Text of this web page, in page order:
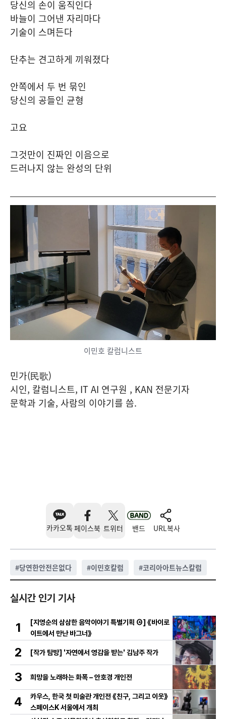
당신의 손이 움직인다
바늘이 그어낸 자리마다
기술이 스며든다
단추는 견고하게 끼워졌다
안쪽에서 두 번 묶인
당신의 공들인 균형
고요
그것만이 진짜인 이음으로
드러나지 않는 완성의 단위
이민호 칼럼니스트
민가(民歌)
시인, 칼럼니스트, IT AI 연구원 , KAN 전문기자
문학과 기술, 사람의 이야기를 씀.
카카오톡 페이스북 트위터 밴드 URL복사
#당연한안전은없다 #이민호칼럼 #코리아아트뉴스칼럼
실시간 인기 기사
1
[지영순의 삼삼한 음악이야기 특별기획 ④] 《바이로
이트에서 만난 바그너》
2 [작가 탐방] '자연에서 영감을 받는' 김남주 작가
3 희망을 노래하는 화폭 – 안호경 개인전
4
카우스, 한국 첫 미술관 개인전 《친구, 그리고 이웃》
스페이스K 서울에서 개최